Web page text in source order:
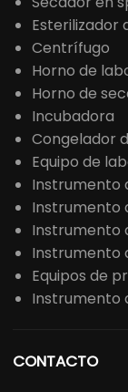
Esterilizador
Centrífugo
Horno de
Horno de
Incubadora
Congelador
Equipo de
Instrumento
Instrumento
Instrumento
Instrumento
Equipos de
Instrumento
CONTACTO